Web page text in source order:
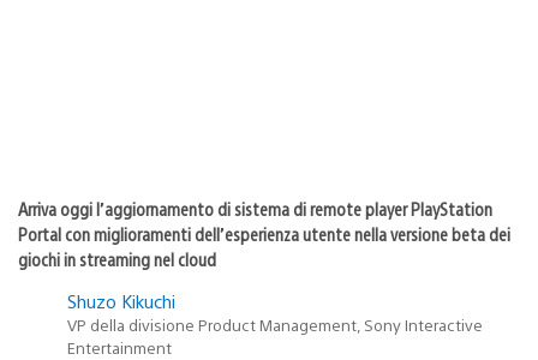
Arriva oggi l’aggiornamento di sistema di remote player PlayStation
Portal con miglioramenti dell’esperienza utente nella versione beta dei
giochi in streaming nel cloud
Shuzo Kikuchi
VP della divisione Product Management, Sony Interactive
Entertainment